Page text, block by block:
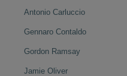
Antonio Carluccio
Gennaro Contaldo
Gordon Ramsay
Jamie Oliver